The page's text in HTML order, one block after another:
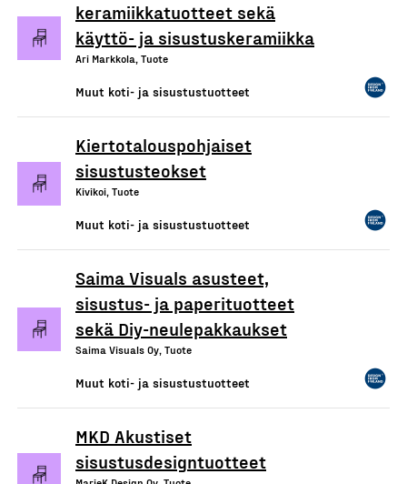
keramiikkatuotteet sekä
käyttö- ja sisustuskeramiikka
Ari Markkola, Tuote
Muut koti- ja sisustustuotteet
Kiertotalouspohjaiset
sisustusteokset
Kivikoi, Tuote
Muut koti- ja sisustustuotteet
Saima Visuals asusteet,
sisustus- ja paperituotteet
sekä Diy-neulepakkaukset
Saima Visuals Oy, Tuote
Muut koti- ja sisustustuotteet
MKD Akustiset
sisustusdesigntuotteet